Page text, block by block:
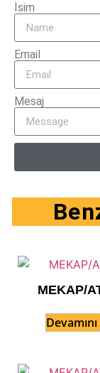
İsim
Email
Mesaj
MEKAP/